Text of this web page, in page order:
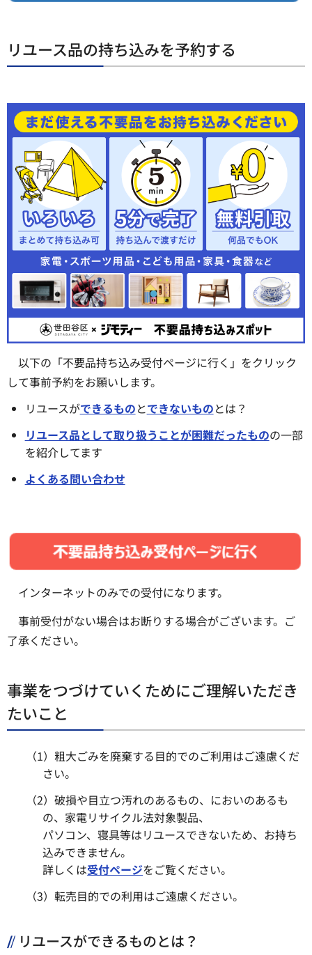
リユース品の持ち込みを予約する
以下の「不要品持ち込み受付ページに行く」をクリック
して事前予約をお願いします。
リユースができるものとできないものとは？
リユース品として取り扱うことが困難だったものの一部
を紹介してます
よくある問い合わせ
インターネットのみでの受付になります。
事前受付がない場合はお断りする場合がございます。ご
了承ください。
事業をつづけていくためにご理解いただき
たいこと
（1）粗大ごみを廃棄する目的でのご利用はご遠慮くだ
さい。
（2）破損や目立つ汚れのあるもの、においのあるも
の、家電リサイクル法対象製品、
パソコン、寝具等はリユースできないため、お持ち
込みできません。
詳しくは受付ページをご覧ください。
（3）転売目的での利用はご遠慮ください。
リユースができるものとは？